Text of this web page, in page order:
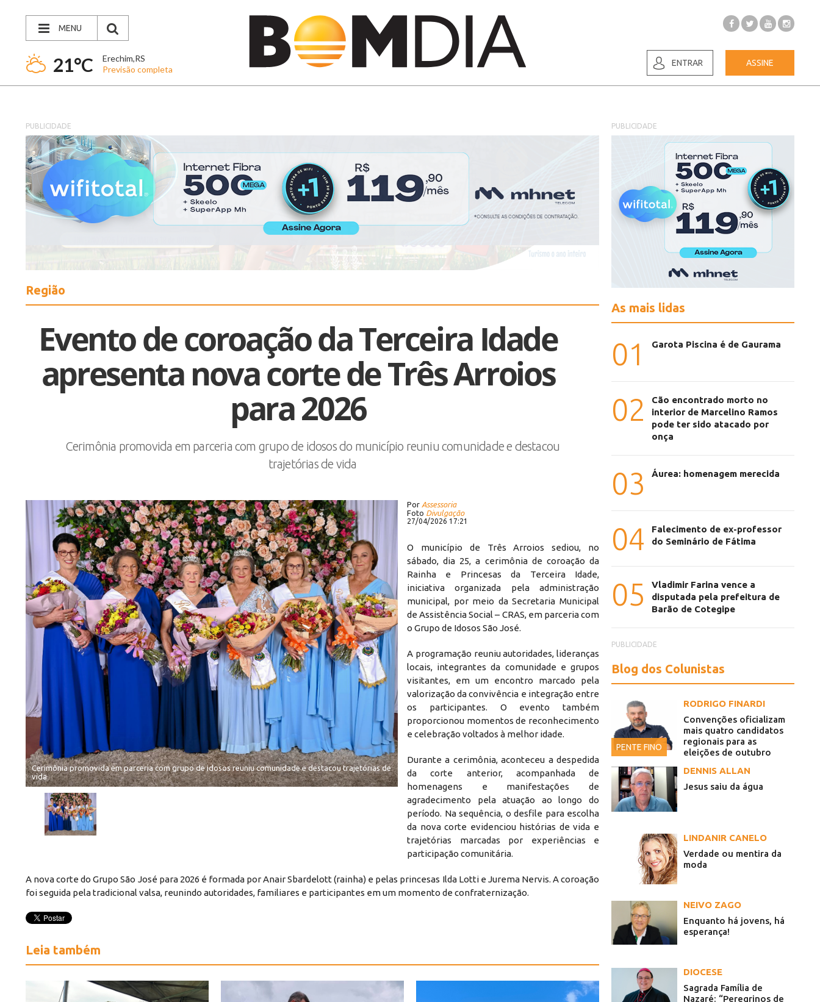
MENU
21°C
Erechim,RS
Previsão completa
ENTRAR ASSINE
PUBLICIDADE
Região
Evento de coroação da Terceira Idade
apresenta nova corte de Três Arroios
para 2026
Cerimônia promovida em parceria com grupo de idosos do município reuniu comunidade e destacou
trajetórias de vida
Cerimônia promovida em parceria com grupo de idosos reuniu comunidade e destacou trajetórias de
vida
Por Assessoria
Foto Divulgação
27/04/2026 17:21
O município de Três Arroios sediou, no
sábado, dia 25, a cerimônia de coroação da
Rainha e Princesas da Terceira Idade,
iniciativa organizada pela administração
municipal, por meio da Secretaria Municipal
de Assistência Social – CRAS, em parceria com
o Grupo de Idosos São José.
A programação reuniu autoridades, lideranças
locais, integrantes da comunidade e grupos
visitantes, em um encontro marcado pela
valorização da convivência e integração entre
os participantes. O evento também
proporcionou momentos de reconhecimento
e celebração voltados à melhor idade.
Durante a cerimônia, aconteceu a despedida
da corte anterior, acompanhada de
homenagens e manifestações de
agradecimento pela atuação ao longo do
período. Na sequência, o desfile para escolha
da nova corte evidenciou histórias de vida e
trajetórias marcadas por experiências e
participação comunitária.
A nova corte do Grupo São José para 2026 é formada por Anair Sbardelott (rainha) e pelas princesas Ilda Lotti e Jurema Nervis. A coroação
foi seguida pela tradicional valsa, reunindo autoridades, familiares e participantes em um momento de confraternização.
Leia também
PUBLICIDADE
As mais lidas
01 Garota Piscina é de Gaurama
02
Cão encontrado morto no
interior de Marcelino Ramos
pode ter sido atacado por
onça
03 Áurea: homenagem merecida
04
Falecimento de ex-professor
do Seminário de Fátima
05
Vladimir Farina vence a
disputada pela prefeitura de
Barão de Cotegipe
PUBLICIDADE
Blog dos Colunistas
PENTE FINO
RODRIGO FINARDI
Convenções oficializam
mais quatro candidatos
regionais para as
eleições de outubro
DENNIS ALLAN
Jesus saiu da água
LINDANIR CANELO
Verdade ou mentira da
moda
NEIVO ZAGO
Enquanto há jovens, há
esperança!
DIOCESE
Sagrada Família de
Nazaré: “Peregrinos de